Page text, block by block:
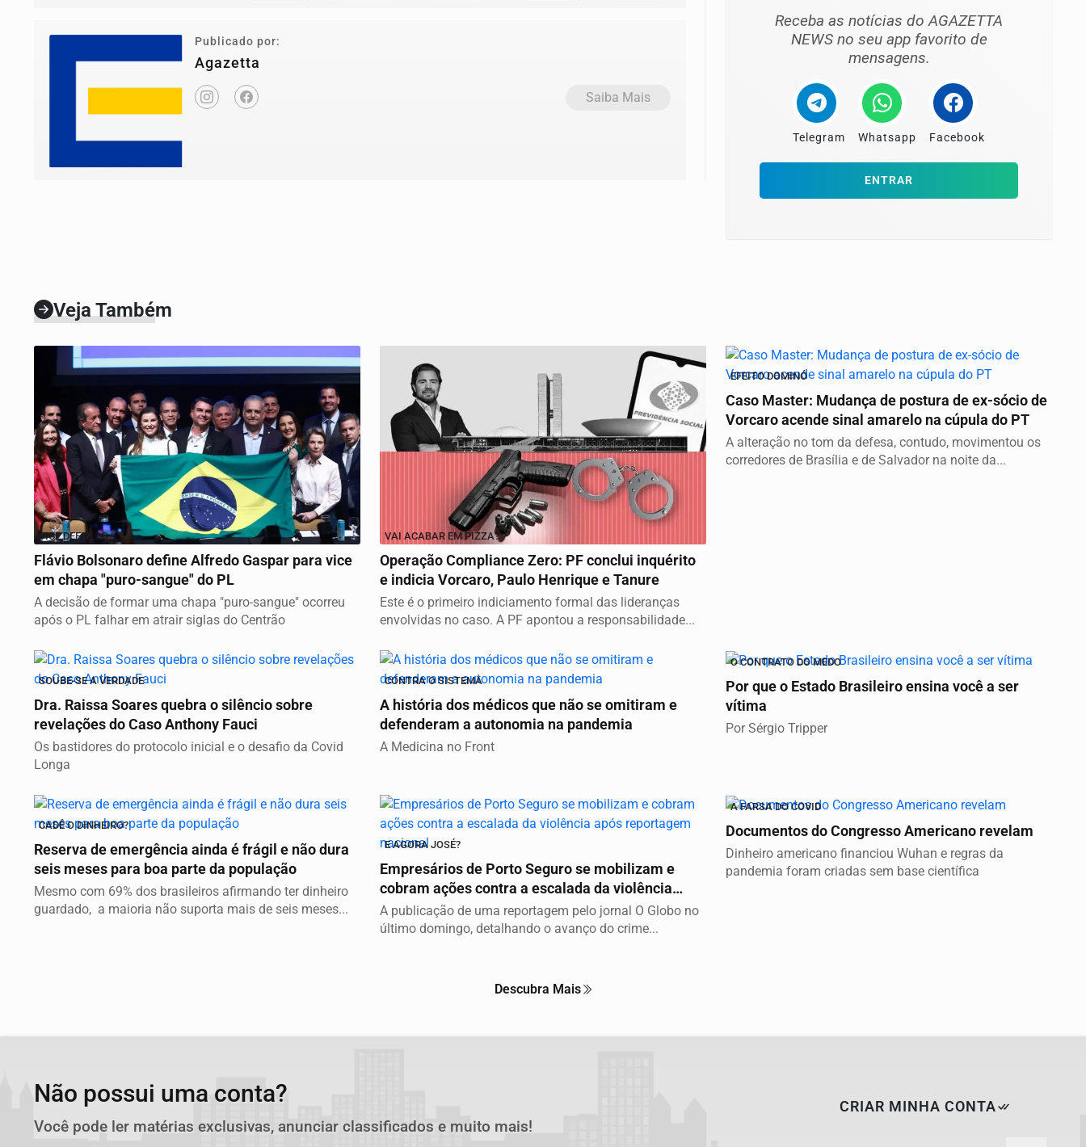
Publicado por:
Agazetta
Saiba Mais
Receba as notícias do AGAZETTA
NEWS no seu app favorito de
mensagens.
Telegram Whatsapp Facebook
ENTRAR
Veja Também
VICE DEFINIDO
Flávio Bolsonaro define Alfredo Gaspar para vice
em chapa "puro-sangue" do PL
A decisão de formar uma chapa "puro-sangue" ocorreu
após o PL falhar em atrair siglas do Centrão
VAI ACABAR EM PIZZA?
Operação Compliance Zero: PF conclui inquérito
e indicia Vorcaro, Paulo Henrique e Tanure
Este é o primeiro indiciamento formal das lideranças
envolvidas no caso. A PF apontou a responsabilidade...
EFEITO DOMINÓ
Caso Master: Mudança de postura de ex-sócio de
Vorcaro acende sinal amarelo na cúpula do PT
A alteração no tom da defesa, contudo, movimentou os
corredores de Brasília e de Salvador na noite da...
SOUBE-SE A VERDADE
Dra. Raissa Soares quebra o silêncio sobre
revelações do Caso Anthony Fauci
Os bastidores do protocolo inicial e o desafio da Covid
Longa
CONTRA O SISTEMA
A história dos médicos que não se omitiram e
defenderam a autonomia na pandemia
A Medicina no Front
O CONTRATO DO MEDO
Por que o Estado Brasileiro ensina você a ser
vítima
Por Sérgio Tripper
CADÊ O DINHEIRO?
Reserva de emergência ainda é frágil e não dura
seis meses para boa parte da população
Mesmo com 69% dos brasileiros afirmando ter dinheiro
guardado, a maioria não suporta mais de seis meses...
E AGORA JOSÉ?
Empresários de Porto Seguro se mobilizam e
cobram ações contra a escalada da violência
após...
A publicação de uma reportagem pelo jornal O Globo no
último domingo, detalhando o avanço do crime...
A FARSA DO COVID
Documentos do Congresso Americano revelam
Dinheiro americano financiou Wuhan e regras da
pandemia foram criadas sem base científica
Descubra Mais
Não possui uma conta?
Você pode ler matérias exclusivas, anunciar classificados e muito mais!
CRIAR MINHA CONTA